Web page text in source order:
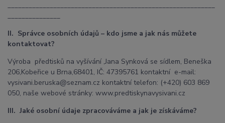
___________________________________________________________
_______________
II. Správce osobních údajů – kdo jsme a jak nás můžete
kontaktovat?
Výroba předtisků na vyšívání ,Jana Synková se sídlem, Beneška
206,Kobeřice u Brna,68401, IČ: 47395761 kontaktní e-mail:
vysivani.beruska@seznam.cz kontaktní telefon: (+420) 603 869
050, naše webové stránky: www.predtiskynavysivani.cz
III. Jaké osobní údaje zpracováváme a jak je získáváme?